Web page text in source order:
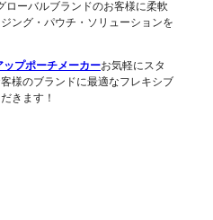
ローバルブランドのお客様に柔軟
ング・パウチ・ソリューションを
プポーチメーカーお気軽にスタ
様のブランドに最適なフレキシブ
きます！